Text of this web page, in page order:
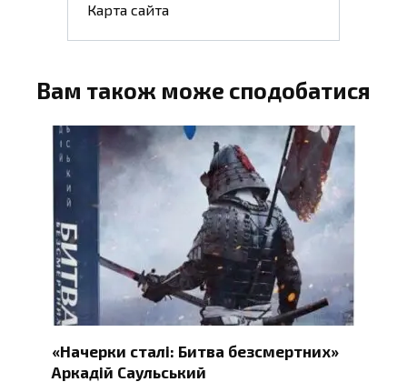
Карта сайта
Вам також може сподобатися
«Начерки сталі: Битва безсмертних»
Аркадій Саульський